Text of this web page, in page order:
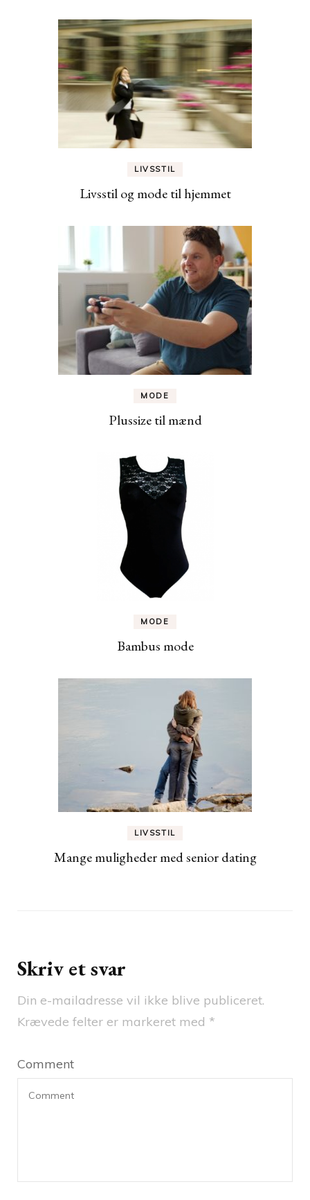
LIVSSTIL
Livsstil og mode til hjemmet
MODE
Plussize til mænd
MODE
Bambus mode
LIVSSTIL
Mange muligheder med senior dating
Skriv et svar
Din e-mailadresse vil ikke blive publiceret.
Krævede felter er markeret med *
Comment